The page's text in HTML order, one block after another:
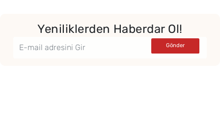
Yeniliklerden Haberdar Ol!